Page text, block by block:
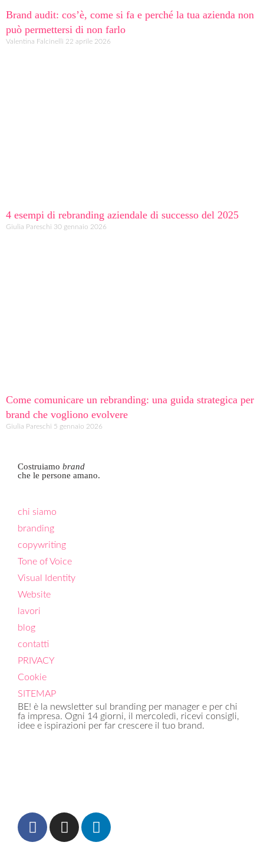
Brand audit: cos’è, come si fa e perché la tua azienda non
può permettersi di non farlo
Valentina Falcinelli 22 aprile 2026
4 esempi di rebranding aziendale di successo del 2025
Giulia Pareschi 30 gennaio 2026
Come comunicare un rebranding: una guida strategica per
brand che vogliono evolvere
Giulia Pareschi 5 gennaio 2026
Costruiamo brand
che le persone amano.
chi siamo
branding
copywriting
Tone of Voice
Visual Identity
Website
lavori
blog
contatti
PRIVACY
Cookie
SITEMAP
BE! è la newsletter sul branding per manager e per chi
fa impresa. Ogni 14 giorni, il mercoledì, ricevi consigli,
idee e ispirazioni per far crescere il tuo brand.